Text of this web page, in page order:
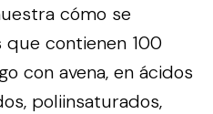
cómo se
contienen 100
con avena, en ácidos
poliinsaturados,